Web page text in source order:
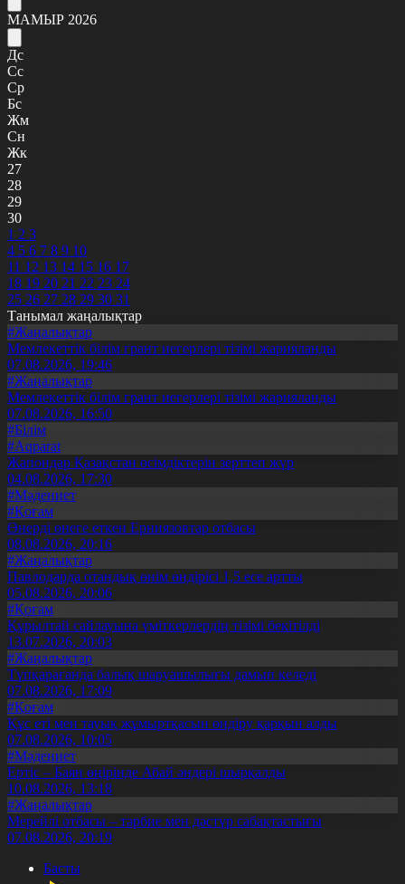
МАМЫР 2026
Дс
Сс
Ср
Бс
Жм
Сн
Жк
27
28
29
30
1 2 3
4 5 6 7 8 9 10
11 12 13 14 15 16 17
18 19 20 21 22 23 24
25 26 27 28 29 30 31
Танымал жаңалықтар
#Жаңалықтар
Мемлекеттік білім грант иегерлері тізімі жарияланды
07.08.2026, 19:46
#Жаңалықтар
Мемлекеттік білім грант иегерлері тізімі жарияланды
07.08.2026, 16:50
#Білім
#Aqparat
Жапондар Қазақстан өсімдіктерін зерттеп жүр
04.08.2026, 17:30
#Мәдениет
#Қоғам
Өнерді өнеге еткен Ерниязовтар отбасы
08.08.2026, 20:16
#Жаңалықтар
Павлодарда отандық өнім өндірісі 1,5 есе артты
05.08.2026, 20:06
#Қоғам
Құрылтай сайлауына үміткерлердің тізімі бекітілді
13.07.2026, 20:03
#Жаңалықтар
Түпқарағанда балық шаруашылығы дамып келеді
07.08.2026, 17:09
#Қоғам
Құс еті мен тауық жұмыртқасын өндіру қарқын алды
07.08.2026, 10:05
#Мәдениет
Ертіс – Баян өңірінде Абай әндері шырқалды
10.08.2026, 13:18
#Жаңалықтар
Мерейлі отбасы – тәрбие мен дәстүр сабақтастығы
07.08.2026, 20:19
Басты